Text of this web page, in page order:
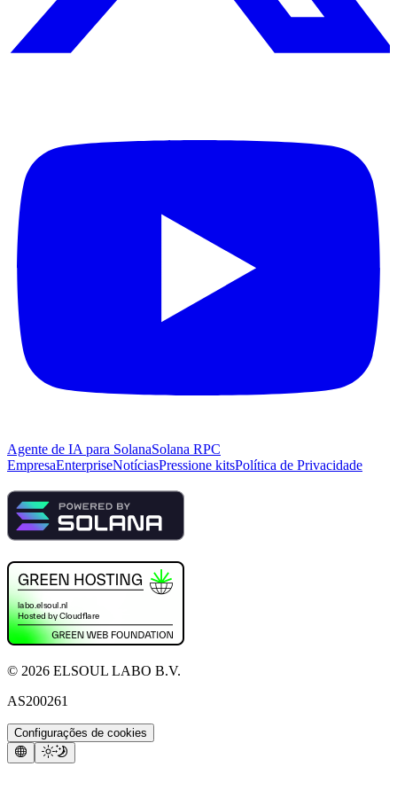
Agente de IA para SolanaSolana RPC
EmpresaEnterpriseNotíciasPressione kitsPolítica de Privacidade
© 2026 ELSOUL LABO B.V.
AS200261
Configurações de cookies